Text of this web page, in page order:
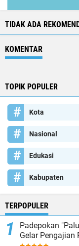
TIDAK ADA
KOMENTAR
TOPIK POPULER
Kota
Nasional
Edukasi
Kabupaten
TERPOPULER
Padepokan
Gelar Pengajian